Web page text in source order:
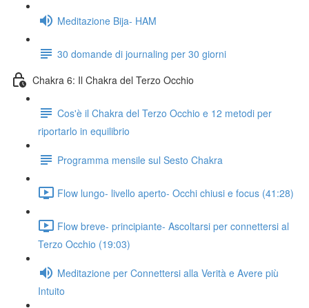
Meditazione Bija- HAM
30 domande di journaling per 30 giorni
Chakra 6: Il Chakra del Terzo Occhio
Cos'è il Chakra del Terzo Occhio e 12 metodi per
riportarlo in equilibrio
Programma mensile sul Sesto Chakra
Flow lungo- livello aperto- Occhi chiusi e focus (41:28)
Flow breve- principiante- Ascoltarsi per connettersi al
Terzo Occhio (19:03)
Meditazione per Connettersi alla Verità e Avere più
Intuito